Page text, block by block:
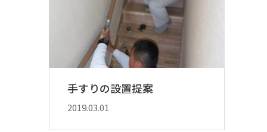
手すりの設置提案
2019.03.01